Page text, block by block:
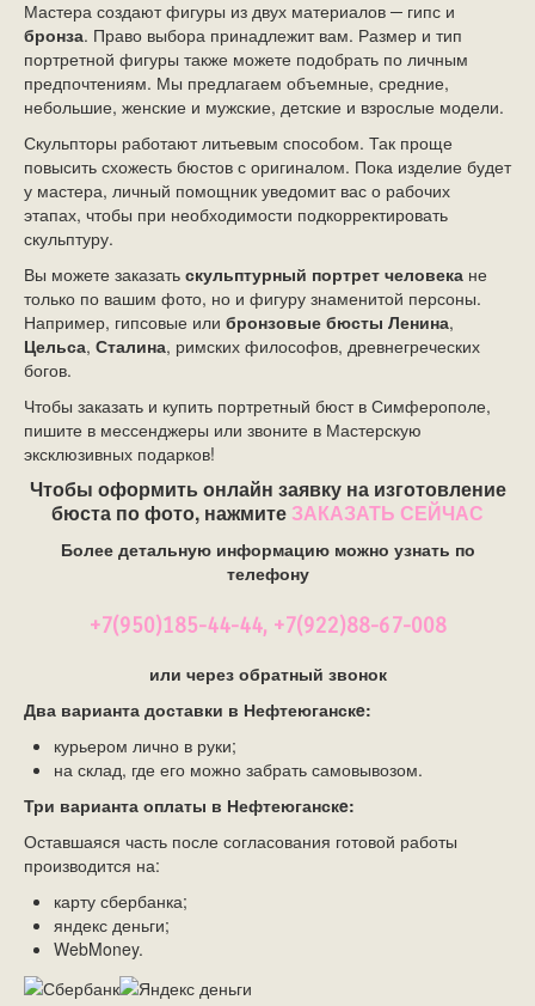
Мастера создают фигуры из двух материалов ─ гипс и
бронза. Право выбора принадлежит вам. Размер и тип
портретной фигуры также можете подобрать по личным
предпочтениям. Мы предлагаем объемные, средние,
небольшие, женские и мужские, детские и взрослые модели.
Скульпторы работают литьевым способом. Так проще
повысить схожесть бюстов с оригиналом. Пока изделие будет
у мастера, личный помощник уведомит вас о рабочих
этапах, чтобы при необходимости подкорректировать
скульптуру.
Вы можете заказать скульптурный портрет человека не
только по вашим фото, но и фигуру знаменитой персоны.
Например, гипсовые или бронзовые бюсты Ленина,
Цельса, Сталина, римских философов, древнегреческих
богов.
Чтобы заказать и купить портретный бюст в Симферополе,
пишите в мессенджеры или звоните в Мастерскую
эксклюзивных подарков!
Чтобы оформить онлайн заявку на изготовление
бюста по фото, нажмите ЗАКАЗАТЬ СЕЙЧАС
Более детальную информацию можно узнать по
телефону
+7(950)185-44-44, +7(922)88-67-008
или через обратный звонок
Два варианта доставки в Нефтеюганскe:
курьером лично в руки;
на склад, где его можно забрать самовывозом.
Три варианта оплаты в Нефтеюганскe:
Оставшаяся часть после согласования готовой работы
производится на:
карту сбербанка;
яндекс деньги;
WebMoney.